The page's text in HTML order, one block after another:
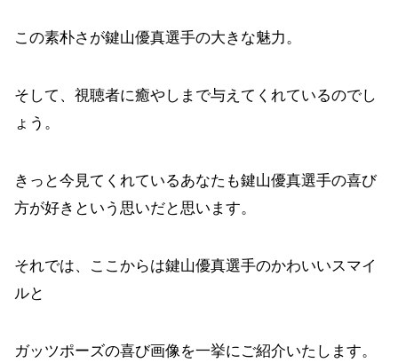
この素朴さが鍵山優真選手の大きな魅力。
そして、視聴者に癒やしまで与えてくれているのでし
ょう。
きっと今見てくれているあなたも鍵山優真選手の喜び
方が好きという思いだと思います。
それでは、ここからは鍵山優真選手のかわいいスマイ
ルと
ガッツポーズの喜び画像を一挙にご紹介いたします。